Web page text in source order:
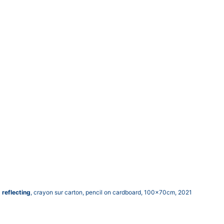
reflecting, crayon sur carton, pencil on cardboard, 100x70cm, 2021